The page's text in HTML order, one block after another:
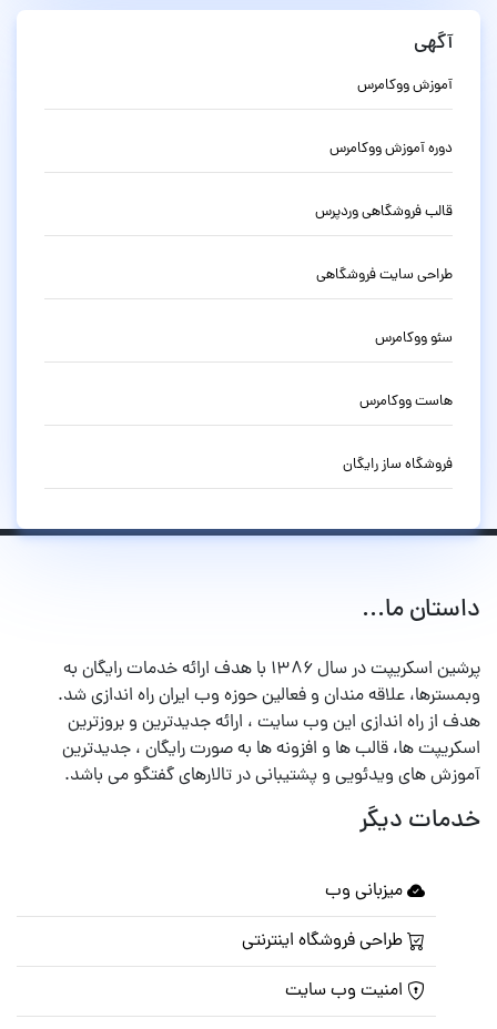
آگهی
آموزش ووکامرس
دوره آموزش ووکامرس
قالب فروشگاهی وردپرس
طراحی سایت فروشگاهی
سئو ووکامرس
هاست ووکامرس
فروشگاه ساز رایگان
داستان ما...
پرشین اسکریپت در سال ۱۳۸۶ با هدف ارائه خدمات رایگان به
وبمسترها، علاقه مندان و فعالین حوزه وب ایران راه اندازی شد.
هدف از راه اندازی این وب سایت ، ارائه جدیدترین و بروزترین
اسکریپت ها، قالب ها و افزونه ها به صورت رایگان ، جدیدترین
آموزش های ویدئویی و پشتیبانی در تالارهای گفتگو می باشد.
خدمات دیگر
میزبانی وب
طراحی فروشگاه اینترنتی
امنیت وب سایت